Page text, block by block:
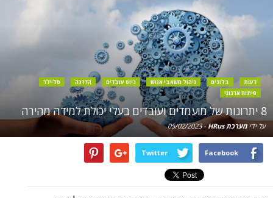
דעות בלוגים ניהול משאבי אנוש גיוס עובדים הדרכה
סליידר
פיתוח ארגוני
8 יתרונות של מועמדים ועובדים בעלי יכולת למידה מהירה
על ידי מערכת HRus -
05/02/2023
Facebook
Twitter